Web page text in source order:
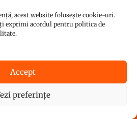
acest website folosește cookie-uri.
exprimi acordul pentru politica de
Accept
preferințe
2026NUC Agency